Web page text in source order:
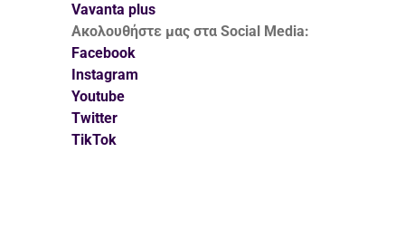
Vavanta plus
Ακολουθήστε μας στα Social Media:
Facebook
Instagram
Youtube
Twitter
TikTok